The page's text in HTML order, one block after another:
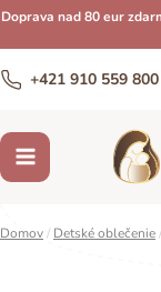
Doprava nad 80 eur
+421 910 559 800
Domov/ Detské oblečenie/